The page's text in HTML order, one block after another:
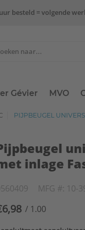
besteld = volgende
Gévier MVO
PIJPBEUGEL
inlage
MFG #: 10-
/ 1.00